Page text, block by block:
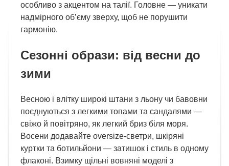
особливо з акцентом на талії. Головне — уникати
надмірного об’єму зверху, щоб не порушити
гармонію.
Сезонні образи: від весни до
зими
Весною і влітку широкі штани з льону чи бавовни
поєднуються з легкими топами та сандалями —
свіжо й повітряно, як легкий бриз біля моря.
Восени додавайте oversize-светри, шкіряні
куртки та ботильйони — затишок і стиль в одному
флаконі. Взимку щільні вовняні моделі з